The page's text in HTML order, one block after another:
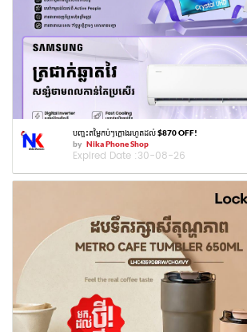
បញ្ចុះតម្លៃកប់ៗក្ដោងរហូតដល់ $870 OFF!
by Nika Phone Shop
Expired Date :30-08-26